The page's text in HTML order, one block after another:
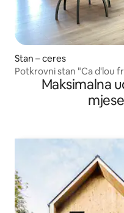
Stan – ceres
Potkrovni stan "Ca d'lou
Maksimalna